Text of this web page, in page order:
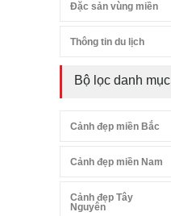
Đặc sản vùng miền
Thông tin du lịch
Bộ lọc danh mục
Cảnh đẹp miền Bắc
Cảnh đẹp miền Nam
Cảnh đẹp Tây
Nguyên